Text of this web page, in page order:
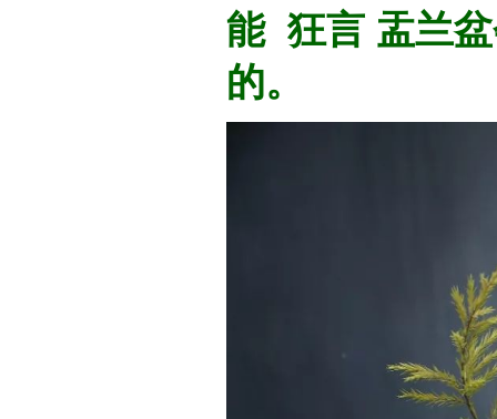
能 狂言 盂兰
的。